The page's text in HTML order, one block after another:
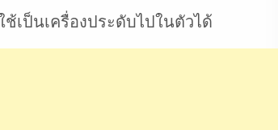
เป็นเครื่องประดับไปในตัวได้